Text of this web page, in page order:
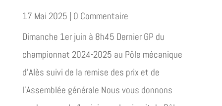
17 Mai 2025 | 0 Commentaire
Dimanche 1er juin à 8h45 Dernier GP du
championnat 2024-2025 au Pôle mécanique
d'Alès suivi de la remise des prix et de
l'Assemblée générale Nous vous donnons